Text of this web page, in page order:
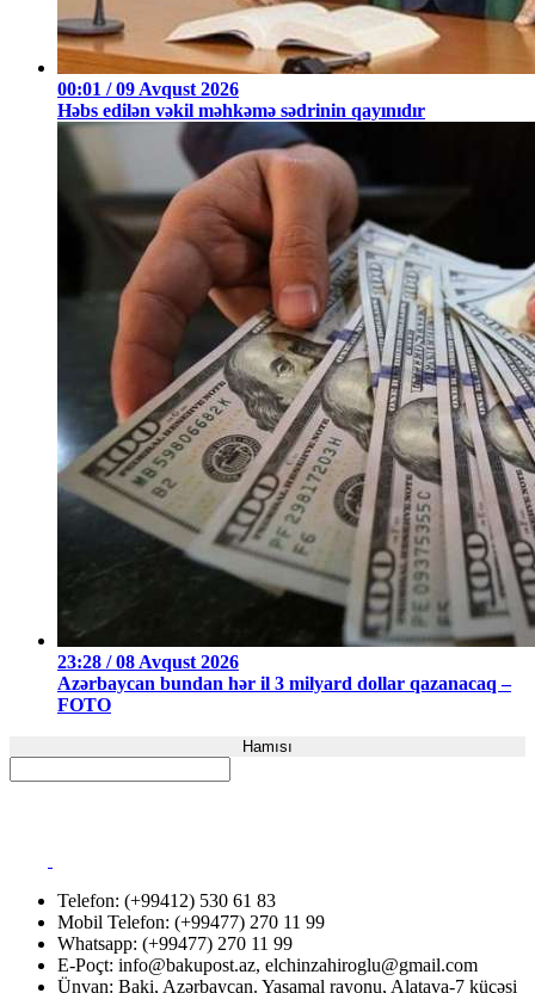
00:01 / 09 Avqust 2026
Həbs edilən vəkil məhkəmə sədrinin qayınıdır
23:28 / 08 Avqust 2026
Azərbaycan bundan hər il 3 milyard dollar qazanacaq –
FOTO
Hamısı
Telefon: (+99412) 530 61 83
Mobil Telefon: (+99477) 270 11 99
Whatsapp: (+99477) 270 11 99
E-Poçt: info@bakupost.az, elchinzahiroglu@gmail.com
Ünvan: Baki, Azərbaycan. Yasamal rayonu, Alatava-7 küçəsi